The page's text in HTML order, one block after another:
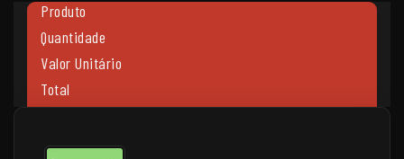
Produto
Quantidade
Valor Unitário
Total